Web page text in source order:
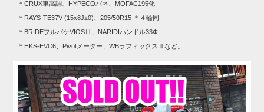
＊CRUX車高調、HYPECOバネ、MOFAC195化
＊RAYS-TE37V (15x8J±0)、205/50R15 ＊４輪同
＊BRIDEフルバケVIOSⅢ、NARIDIハンドル33Φ
＊HKS-EVC6、Pivotメーター、WBラフィックスⅡなど。